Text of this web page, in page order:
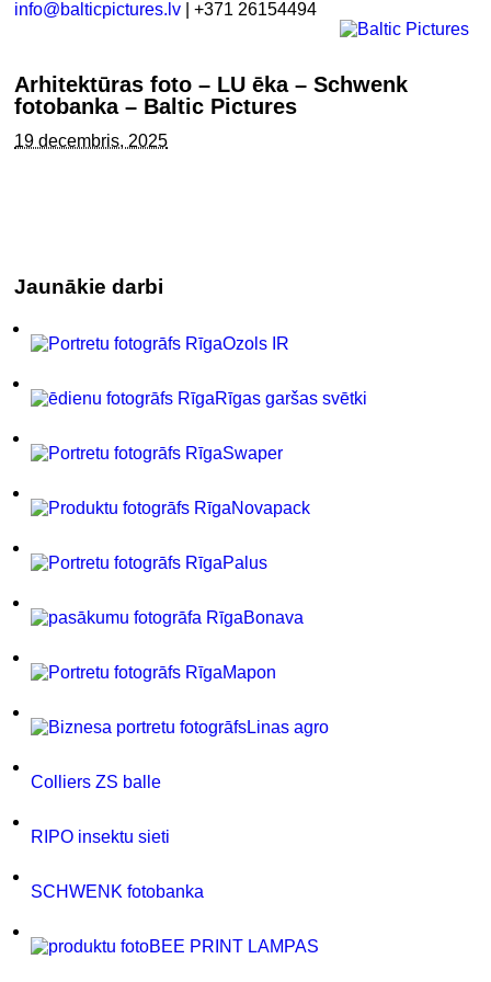
info@balticpictures.lv | +371 26154494
Arhitektūras foto – LU ēka – Schwenk
fotobanka – Baltic Pictures
19 decembris, 2025
Jaunākie darbi
Ozols IR
Rīgas garšas svētki
Swaper
Novapack
Palus
Bonava
Mapon
Linas agro
Colliers ZS balle
RIPO insektu sieti
SCHWENK fotobanka
BEE PRINT LAMPAS